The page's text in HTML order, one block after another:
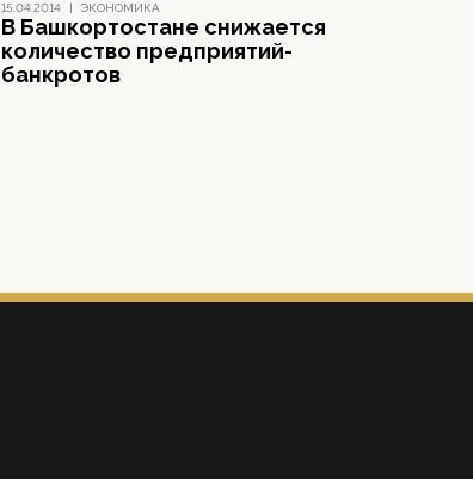
15.04.2014 | ЭКОНОМИКА
В Башкортостане снижается
количество предприятий-
банкротов